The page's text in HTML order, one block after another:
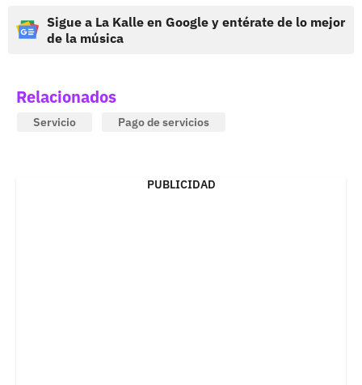
Sigue a La Kalle en Google y entérate de lo mejor
de la música
Relacionados
Servicio Pago de servicios
PUBLICIDAD